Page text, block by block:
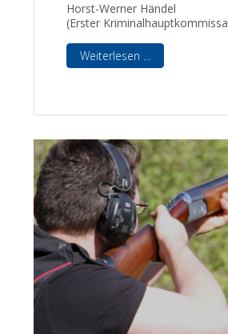
Horst-Werner Händel
(Erster
Weiterlesen ...